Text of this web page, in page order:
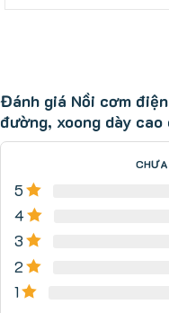
Đánh giá Nồi cơm
đường, xoong dày cao
5
4
3
2
1